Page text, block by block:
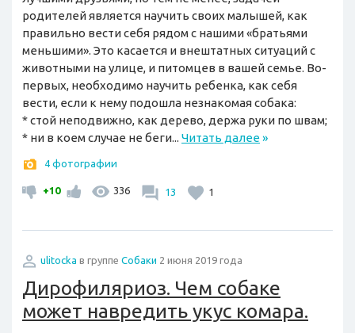
родителей является научить своих малышей, как
правильно вести себя рядом с нашими «братьями
меньшими». Это касается и внештатных ситуаций с
животными на улице, и питомцев в вашей семье. Во-
первых, необходимо научить ребенка, как себя
вести, если к нему подошла незнакомая собака:
* стой неподвижно, как дерево, держа руки по швам;
* ни в коем случае не беги... Читать далее»
4 фотографии
+10 336 13 1
ulitocka в группе Собаки 2 июня 2019 года
Дирофиляриоз. Чем собаке
может навредить укус комара.